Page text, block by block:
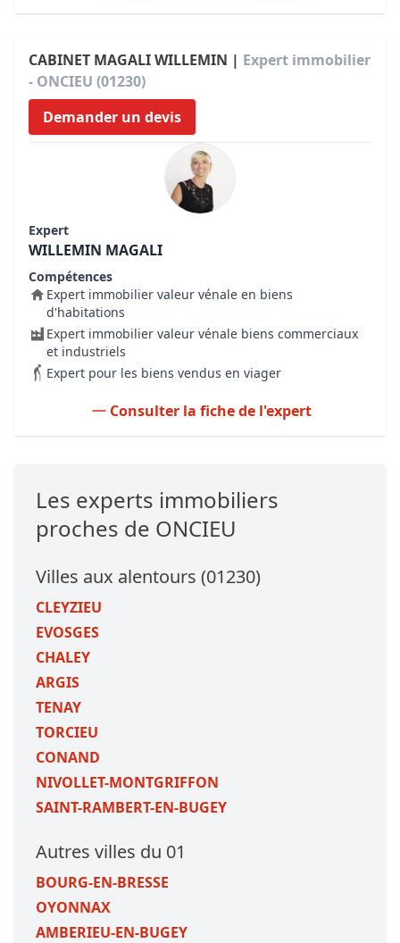
CABINET MAGALI WILLEMIN | Expert immobilier
- ONCIEU (01230)
Demander un devis
Expert
WILLEMIN MAGALI
Compétences
Expert immobilier valeur vénale en biens
d'habitations
Expert immobilier valeur vénale biens commerciaux
et industriels
Expert pour les biens vendus en viager
Consulter la fiche de l'expert
Les experts immobiliers
proches de ONCIEU
Villes aux alentours (01230)
CLEYZIEU
EVOSGES
CHALEY
ARGIS
TENAY
TORCIEU
CONAND
NIVOLLET-MONTGRIFFON
SAINT-RAMBERT-EN-BUGEY
Autres villes du 01
BOURG-EN-BRESSE
OYONNAX
AMBERIEU-EN-BUGEY